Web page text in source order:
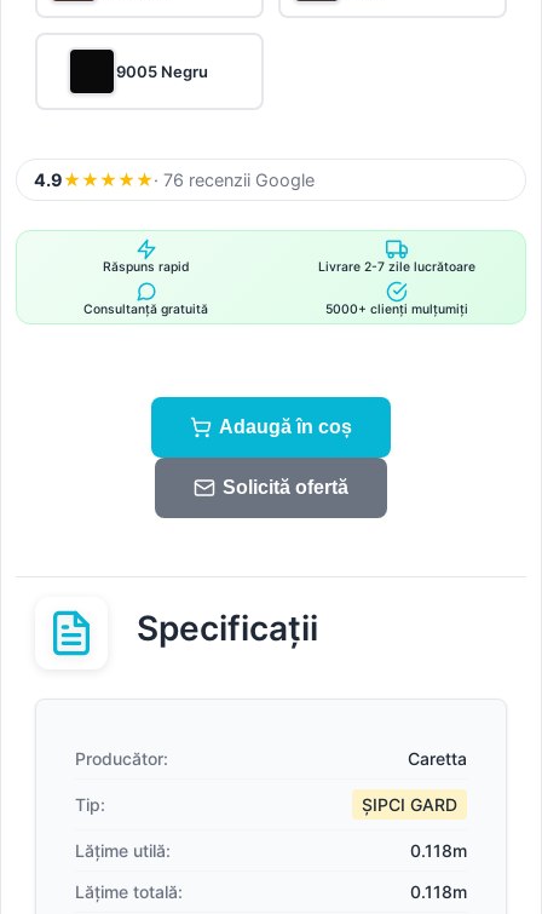
9005 Negru
4.9★★★★★· 76 recenzii Google
Răspuns rapid Livrare 2-7 zile lucrătoare
Consultanță gratuită 5000+ clienți mulțumiți
Adaugă în coș
Solicită ofertă
Specificații
Producător: Caretta
Tip: ȘIPCI GARD
Lățime utilă:
0.118m
Lățime totală:
0.118m